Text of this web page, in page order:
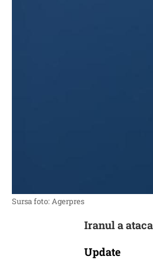
Sursa foto: Agerpres
Iranul a
Update